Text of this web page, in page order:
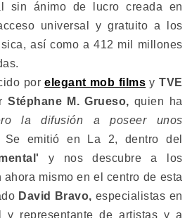
sin ánimo de lucro creada en
universal y gratuito a los
así como a 412 mil millones
porelegant mob films yTVE
Stéphane M. Grueso, quien ha
la difusión a poseer unos
Se emitió en La 2, dentro del
y nos descubre a los
mismo en el centro de esta
David Bravo, especialistas en
y representante de artistas y a